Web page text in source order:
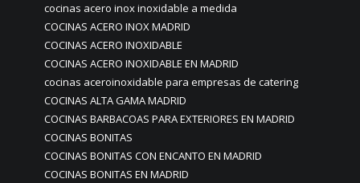
cocinas acero inox inoxidable a medida
COCINAS ACERO INOX MADRID
COCINAS ACERO INOXIDABLE
COCINAS ACERO INOXIDABLE EN MADRID
cocinas aceroinoxidable para empresas de catering
COCINAS ALTA GAMA MADRID
COCINAS BARBACOAS PARA EXTERIORES EN MADRID
COCINAS BONITAS
COCINAS BONITAS CON ENCANTO EN MADRID
COCINAS BONITAS EN MADRID